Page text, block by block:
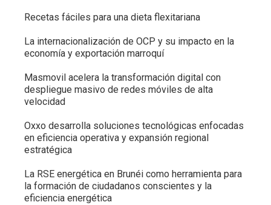
Recetas fáciles para una dieta flexitariana
La internacionalización de OCP y su impacto en la
economía y exportación marroquí
Masmovil acelera la transformación digital con
despliegue masivo de redes móviles de alta
velocidad
Oxxo desarrolla soluciones tecnológicas enfocadas
en eficiencia operativa y expansión regional
estratégica
La RSE energética en Brunéi como herramienta para
la formación de ciudadanos conscientes y la
eficiencia energética